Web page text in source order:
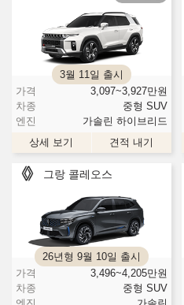
3월 11일 출시
가격
3,097~3,927만원
차종
중형 SUV
엔진
가솔린 하이브리드
상세 보기
견적 내기
그랑 콜레오스
26년형 9월 10일 출시
가격
3,496~4,205만원
차종
중형 SUV